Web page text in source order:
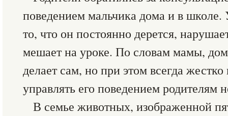
поведением мальчика дома и в школе.
то, что он постоянно дерется,
мешает на уроке. По словам мамы,
делает сам, но при этом всегда
управлять его поведением родителям
В семье животных, изображенной